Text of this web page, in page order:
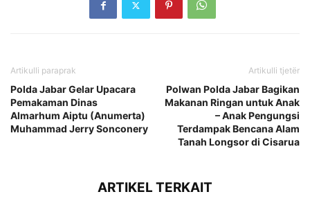
Artikulli paraprak
Polda Jabar Gelar Upacara
Pemakaman Dinas
Almarhum Aiptu (Anumerta)
Muhammad Jerry Sonconery
Artikulli tjetër
Polwan Polda Jabar Bagikan
Makanan Ringan untuk Anak
– Anak Pengungsi
Terdampak Bencana Alam
Tanah Longsor di Cisarua
ARTIKEL TERKAIT